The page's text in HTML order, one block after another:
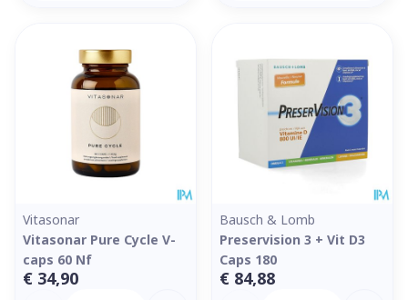
Vitasonar
Vitasonar Pure Cycle V-
caps 60 Nf
€ 34,90
Bausch & Lomb
Preservision 3 + Vit D3
Caps 180
€ 84,88